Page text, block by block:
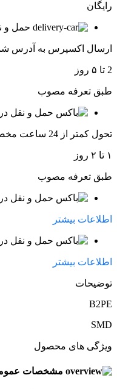
رایگان
حمل و
ارسال اکسپرس به آدرس
2 تا ۵ روز
طبق تعرفه مصوب
تحول کمتر از 24 ساعت مخصوص تهران
۱ تا ۲ روز
طبق تعرفه مصوب
اطلاعات بیشتر
اطلاعات بیشتر
توضیحات
B2PE
SMD
ویژگی های محصول
مشخصات